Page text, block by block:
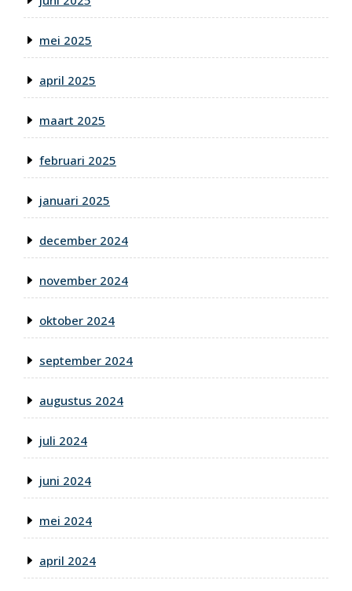
mei 2025
april 2025
maart 2025
februari 2025
januari 2025
december 2024
november 2024
oktober 2024
september 2024
augustus 2024
juli 2024
juni 2024
mei 2024
april 2024